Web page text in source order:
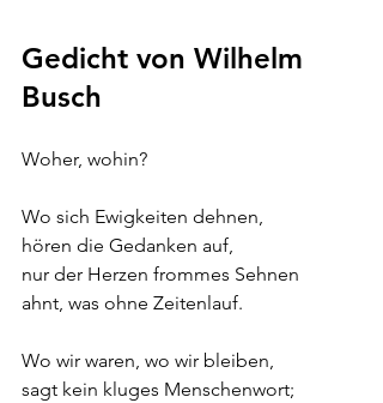
Gedicht von Wilhelm
Busch
Woher, wohin?
Wo sich Ewigkeiten dehnen,
hören die Gedanken auf,
nur der Herzen frommes Sehnen
ahnt, was ohne Zeitenlauf.
Wo wir waren, wo wir bleiben,
sagt kein kluges Menschenwort;